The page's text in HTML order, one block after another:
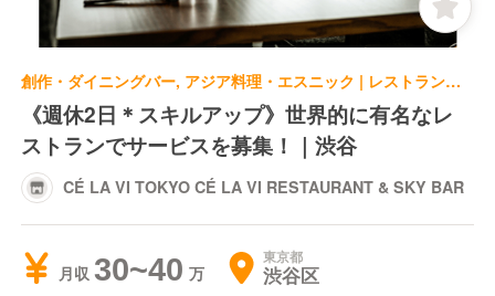
創作・ダイニングバー, アジア料理・エスニック | レストランサービス・ホールスタッフ | CÉ LA VI TOKYO CÉ LA VI RESTAURANT & SKY BAR
《週休2日＊スキルアップ》世界的に有名なレ
ストランでサービスを募集！｜渋谷
CÉ LA VI TOKYO CÉ LA VI RESTAURANT & SKY BAR
月収 30~40 東京都
渋谷区